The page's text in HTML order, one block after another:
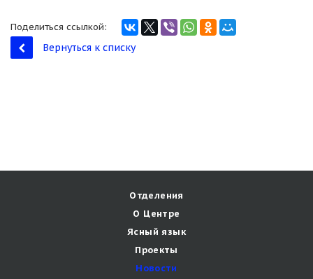
Поделиться ссылкой:
Вернуться к списку
Отделения
О Центре
Ясный язык
Проекты
Новости